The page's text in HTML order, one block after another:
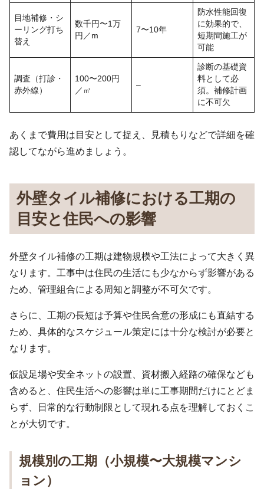
目地補修・シ
ーリング打ち
替え
数千円〜1万
円／m
7〜10年
防水性能回復
に効果的で、
短期間施工が
可能
調査（打診・
赤外線）
100〜200円
／㎡
–
診断の基礎資
料として必
須。補修計画
に不可欠
あくまで費用は目安として捉え、見積もりなどで詳細を確
認してながら進めましょう。
外壁タイル補修における工期の
目安と住民への影響
外壁タイル補修の工期は建物規模や工法によって大きく異
なります。工事中は住民の生活にも少なからず影響がある
ため、管理組合による周知と調整が不可欠です。
さらに、工期の長短は予算や住民合意の形成にも直結する
ため、具体的なスケジュール策定には十分な検討が必要と
なります。
仮設足場や安全ネットの設置、資材搬入経路の確保なども
含めると、住民生活への影響は単に工事期間だけにとどま
らず、日常的な行動制限として現れる点を理解しておくこ
とが大切です。
規模別の工期（小規模〜大規模マンシ
ョン）